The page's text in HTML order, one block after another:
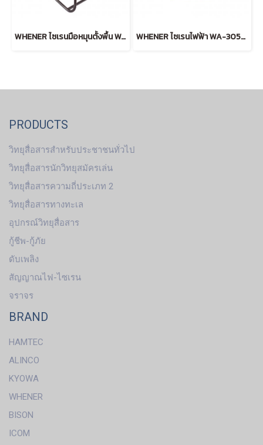
WHENER ไซเรนมือหมุนตั้งพื้น WA-251-GR สีเทา WHENER ไซเรนไฟฟ้า WA-305B-R (24V) สีแดง
PRODUCTS
วิทยุสื่อสารสำหรับประชาชนทั่วไป
วิทยุสื่อสารนักวิทยุสมัครเล่น
วิทยุสื่อสารความถี่ประเภท 2
วิทยุสื่อสารทางทะเล
อุปกรณ์วิทยุสื่อสาร
กู้ชีพ-กู้ภัย
ดับเพลิง
สัญญาณไฟ-ไซเรน
จราจร
BRAND
HAMTEC
ALINCO
KYOWA
WHENER
BISON
ICOM